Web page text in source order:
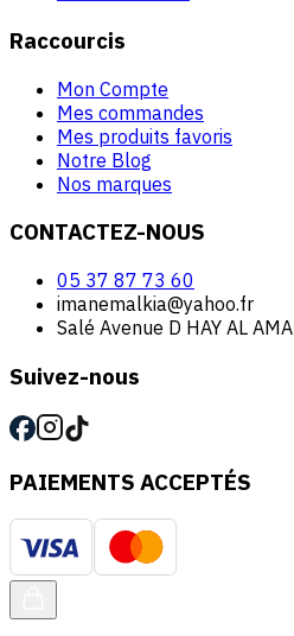
Raccourcis
Mon Compte
Mes commandes
Mes produits favoris
Notre Blog
Nos marques
CONTACTEZ-NOUS
05 37 87 73 60
imanemalkia@yahoo.fr
Salé Avenue D HAY AL
Suivez-nous
PAIEMENTS ACCEPTÉS